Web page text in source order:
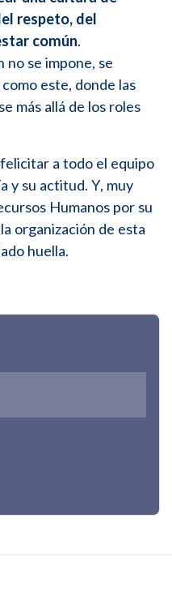
respeto, del
común.
no se impone, se
este, donde las
más allá de los roles
a todo el equipo
y su actitud. Y, muy
Humanos por su
organización de esta
huella.